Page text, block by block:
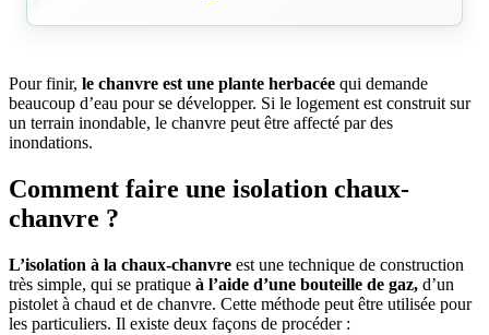
Pour finir, le chanvre est une plante herbacée qui demande
beaucoup d’eau pour se développer. Si le logement est construit sur
un terrain inondable, le chanvre peut être affecté par des
inondations.
Comment faire une isolation chaux-
chanvre ?
L’isolation à la chaux-chanvre est une technique de construction
très simple, qui se pratique à l’aide d’une bouteille de gaz, d’un
pistolet à chaud et de chanvre. Cette méthode peut être utilisée pour
les particuliers. Il existe deux façons de procéder :